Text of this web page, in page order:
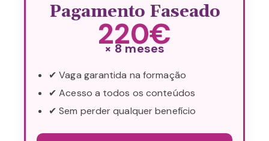
Pagamento Faseado
220€
× 8 meses
✔ Vaga garantida na formação
✔ Acesso a todos os conteúdos
✔ Sem perder qualquer benefício